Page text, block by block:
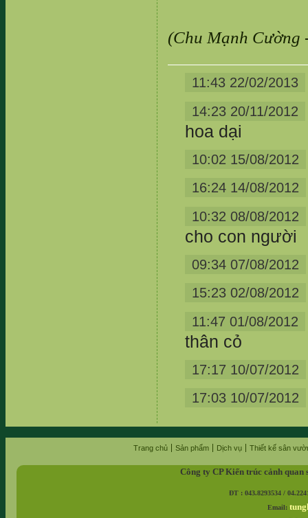
(Chu Mạnh Cường
11:43 22/02/2013
14:23 20/11/2012
hoa dại
10:02 15/08/2012
16:24 14/08/2012
10:32 08/08/2012
cho con người
09:34 07/08/2012
15:23 02/08/2012
11:47 01/08/2012
thân cỏ
17:17 10/07/2012
17:03 10/07/2012
Trang chủ Sản phẩm Dịch vụ Thiết kế sân
Công ty CP Kiến trúc cảnh
ĐT : 043.8293534 /
Email: